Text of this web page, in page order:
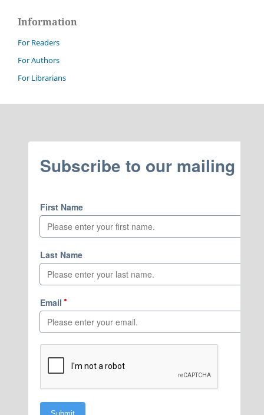
Information
For Readers
For Authors
For Librarians